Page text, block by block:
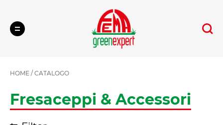
Cerca
HOME / CATALOGO
Fresaceppi & Accessori